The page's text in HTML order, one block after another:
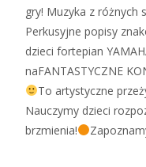
gry! Muzyka z różnych
Perkusyjne popisy
dzieci fortepian
naFANTASTYCZNE
To artystyczne
Nauczymy dzieci
brzmienia!